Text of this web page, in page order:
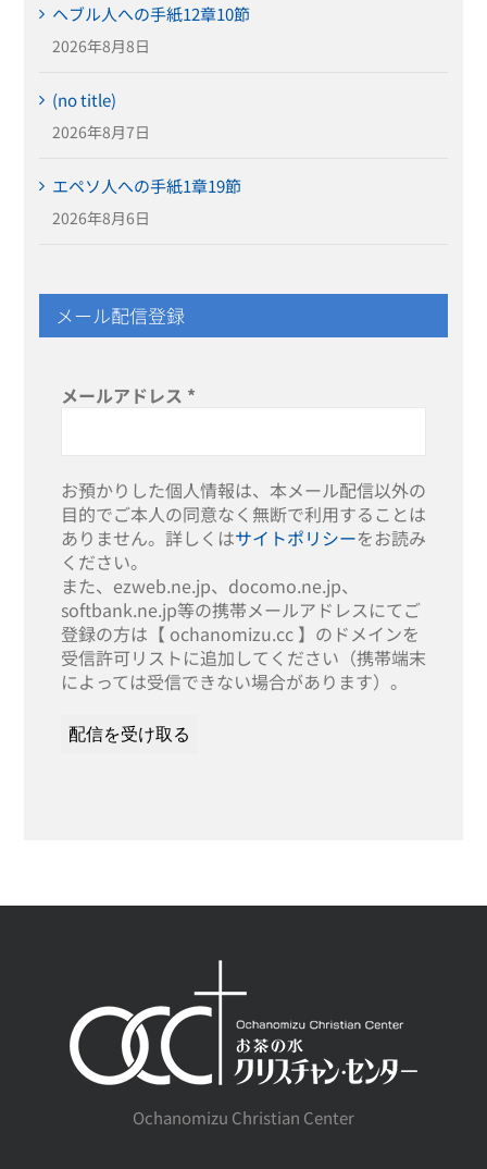
ヘブル人への手紙12章10節
2026年8月8日
(no title)
2026年8月7日
エペソ人への手紙1章19節
2026年8月6日
メール配信登録
メールアドレス *
お預かりした個人情報は、本メール配信以外の
目的でご本人の同意なく無断で利用することは
ありません。詳しくはサイトポリシーをお読み
ください。
また、ezweb.ne.jp、docomo.ne.jp、
softbank.ne.jp等の携帯メールアドレスにてご
登録の方は【 ochanomizu.cc 】のドメインを
受信許可リストに追加してください（携帯端末
によっては受信できない場合があります）。
Ochanomizu Christian Center